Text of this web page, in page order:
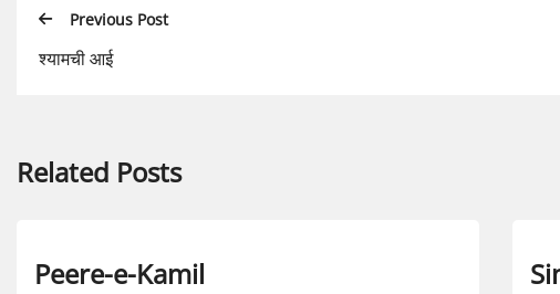
Previous Post
श्यामची आई
Related Posts
Peere-e-Kamil